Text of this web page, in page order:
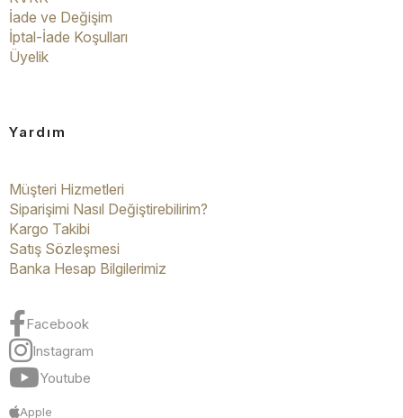
İade ve Değişim
İptal-İade Koşulları
Üyelik
Yardım
Müşteri Hizmetleri
Siparişimi Nasıl Değiştirebilirim?
Kargo Takibi
Satış Sözleşmesi
Banka Hesap Bilgilerimiz
Facebook
Instagram
Youtube
Apple